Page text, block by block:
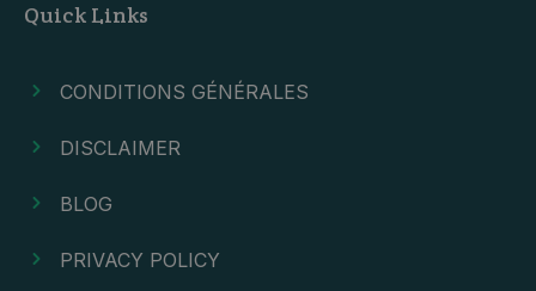
Quick Links
CONDITIONS GÉNÉRALES
DISCLAIMER
BLOG
PRIVACY POLICY